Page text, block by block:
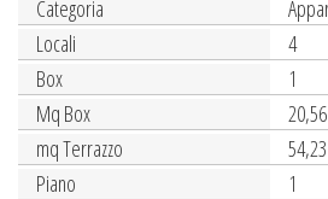
Categoria
Locali
4
Box
1
Mq Box
20,56
mq Terrazzo
54,23
Piano
1